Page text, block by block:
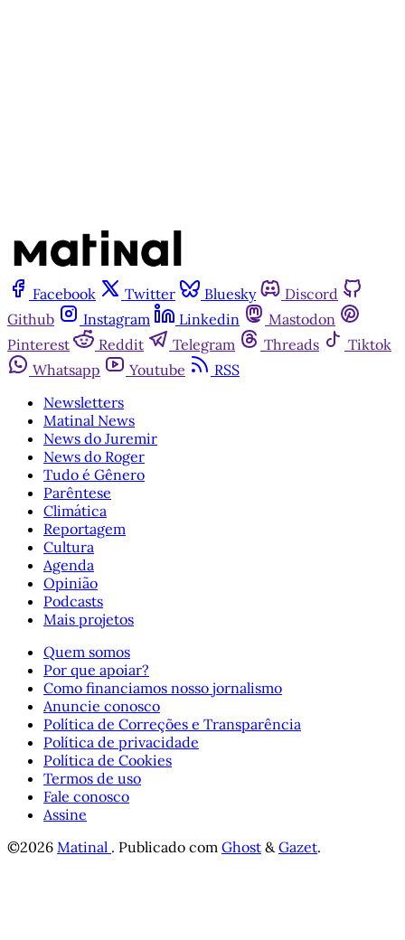
Facebook Twitter Bluesky
Discord
Github
Instagram Linkedin
Mastodon
Pinterest
Reddit Telegram Threads
Tiktok
Whatsapp
Youtube
RSS
Newsletters
Matinal News
News do Juremir
News do Roger
Tudo é Gênero
Parêntese
Climática
Reportagem
Cultura
Agenda
Opinião
Podcasts
Mais projetos
Quem somos
Por que apoiar?
Como financiamos nosso jornalismo
Anuncie conosco
Política de Correções e Transparência
Política de privacidade
Política de Cookies
Termos de uso
Fale conosco
Assine
©2026 Matinal . Publicado com Ghost & Gazet.